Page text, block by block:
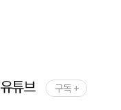
유튜브 구독 +